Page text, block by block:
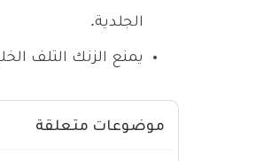
الجلدية.
يمنع الزنك التلف
موضوعات متعلقة